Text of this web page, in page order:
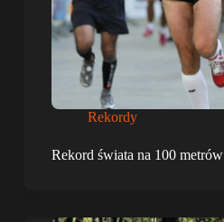
Rekordy
Rekord świata na 100 metrów